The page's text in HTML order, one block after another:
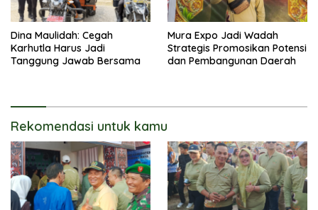
Dina Maulidah: Cegah
Karhutla Harus Jadi
Tanggung Jawab Bersama
Mura Expo Jadi Wadah
Strategis Promosikan Potensi
dan Pembangunan Daerah
Rekomendasi untuk kamu